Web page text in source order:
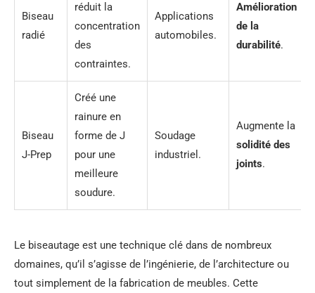
Biseau
radié
réduit la
concentration
des
contraintes.
Applications
automobiles.
Amélioration
de la
durabilité.
Biseau
J-Prep
Créé une
rainure en
forme de J
pour une
meilleure
soudure.
Soudage
industriel.
Augmente la
solidité des
joints.
Le biseautage est une technique clé dans de nombreux
domaines, qu’il s’agisse de l’ingénierie, de l’architecture ou
tout simplement de la fabrication de meubles. Cette